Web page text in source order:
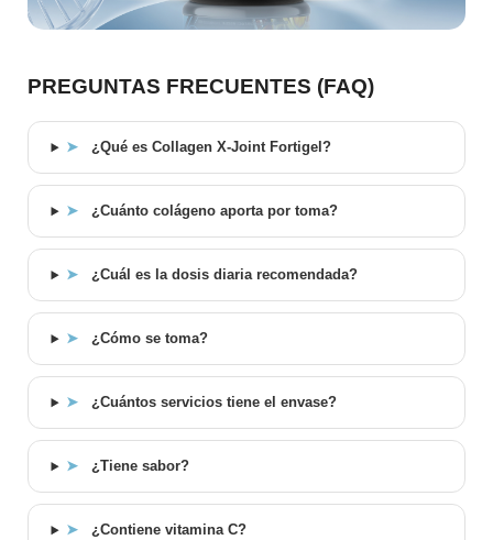
PREGUNTAS FRECUENTES (FAQ)
➤ ¿Qué es Collagen X-Joint Fortigel?
➤ ¿Cuánto colágeno aporta por toma?
➤ ¿Cuál es la dosis diaria recomendada?
➤ ¿Cómo se toma?
➤ ¿Cuántos servicios tiene el envase?
➤ ¿Tiene sabor?
➤ ¿Contiene vitamina C?